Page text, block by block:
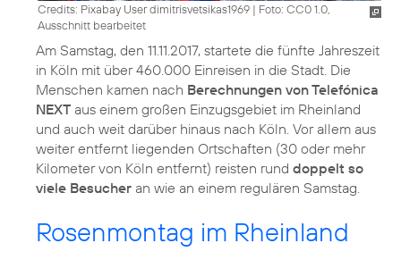
Credits: Pixabay User dimitrisvetsikas1969 | Foto: CC0 1.0,
Ausschnitt bearbeitet
Am Samstag, den 11.11.2017, startete die fünfte Jahreszeit
in Köln mit über 460.000 Einreisen in die Stadt. Die
Menschen kamen nach Berechnungen von Telefónica
NEXT aus einem großen Einzugsgebiet im Rheinland
und auch weit darüber hinaus nach Köln. Vor allem aus
weiter entfernt liegenden Ortschaften (30 oder mehr
Kilometer von Köln entfernt) reisten rund doppelt so
viele Besucher an wie an einem regulären Samstag.
Rosenmontag im Rheinland